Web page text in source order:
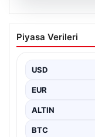
07.08.2026
Altın
fiyatları
Piyasa Verileri
USD
EUR
ALTIN
BTC